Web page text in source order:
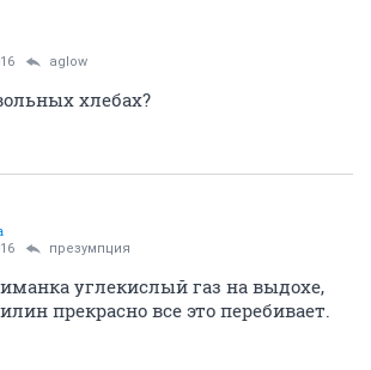
aglow
хлебах?
презумпция
углекислый газ на выдохе,
прекрасно все это перебивает.